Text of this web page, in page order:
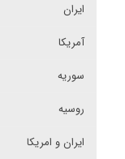
ایران
آمریکا
سوریه
روسیه
ایران و امریکا